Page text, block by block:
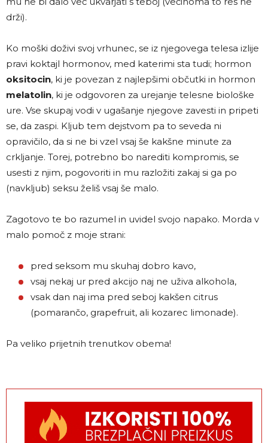
drži).
Ko moški doživi svoj vrhunec, se iz njegovega telesa izlije
pravi koktajl hormonov, med katerimi sta tudi; hormon
oksitocin, ki je povezan z najlepšimi občutki in hormon
melatolin, ki je odgovoren za urejanje telesne biološke
ure. Vse skupaj vodi v ugašanje njegove zavesti in pripeti
se, da zaspi. Kljub tem dejstvom pa to seveda ni
opravičilo, da si ne bi vzel vsaj še kakšne minute za
crkljanje. Torej, potrebno bo narediti kompromis, se
usesti z njim, pogovoriti in mu razložiti zakaj si ga po
(navkljub) seksu želiš vsaj še malo.
Zagotovo te bo razumel in uvidel svojo napako. Morda v
malo pomoč z moje strani:
pred seksom mu skuhaj dobro kavo,
vsaj nekaj ur pred akcijo naj ne uživa alkohola,
vsak dan naj ima pred seboj kakšen citrus
(pomarančo, grapefruit, ali kozarec limonade).
Pa veliko prijetnih trenutkov obema!